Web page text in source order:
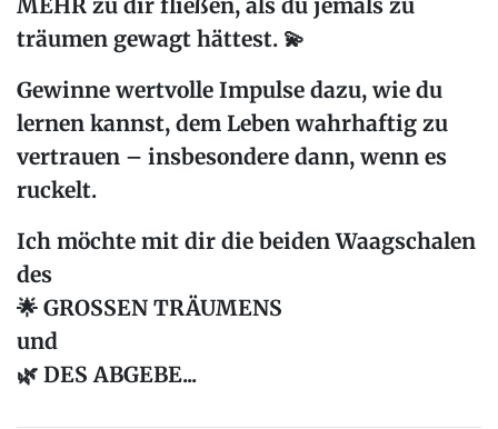
MEHR zu dir fließen, als du jemals zu
träumen gewagt hättest. 💫
Gewinne wertvolle Impulse dazu, wie du
lernen kannst, dem Leben wahrhaftig zu
vertrauen – insbesondere dann, wenn es
ruckelt.
Ich möchte mit dir die beiden Waagschalen
des
🌟 GROSSEN TRÄUMENS
und
🌿 DES ABGEBE...